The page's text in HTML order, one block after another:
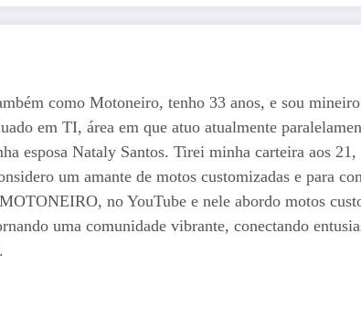
como Motoneiro, tenho 33 anos, e sou
em TI, área em que atuo atualmente
esposa Nataly Santos. Tirei minha carteira aos 21,
um amante de motos customizadas e para
no YouTube e nele abordo motos
uma comunidade vibrante, conectando